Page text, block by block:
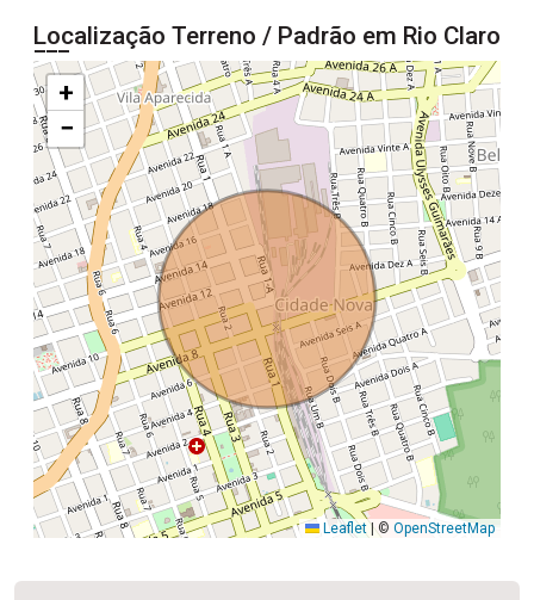
Localização Terreno / Padrão em Rio Claro
+
−
Leaflet |© OpenStreetMap